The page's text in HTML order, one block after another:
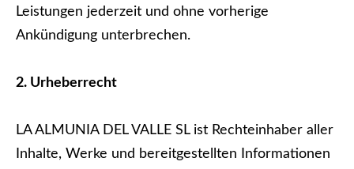
Leistungen jederzeit und ohne vorherige
Ankündigung unterbrechen.
2. Urheberrecht
LA ALMUNIA DEL VALLE SL ist Rechteinhaber aller
Inhalte, Werke und bereitgestellten Informationen